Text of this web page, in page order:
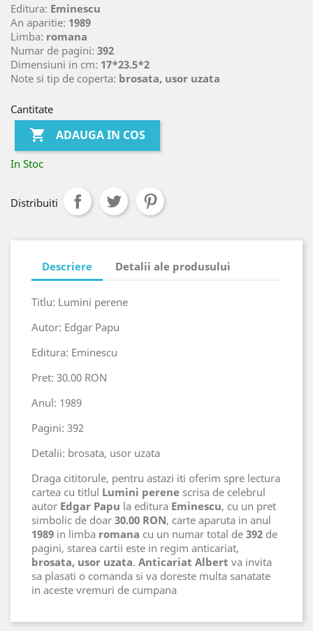
Editura: Eminescu
An aparitie: 1989
Limba: romana
Numar de pagini: 392
Dimensiuni in cm: 17*23.5*2
Note si tip de coperta: brosata, usor uzata
Cantitate
 ADAUGA IN COS
In Stoc
Distribuiti
Descriere Detalii ale produsului
Titlu: Lumini perene
Autor: Edgar Papu
Editura: Eminescu
Pret: 30.00 RON
Anul: 1989
Pagini: 392
Detalii: brosata, usor uzata
Draga cititorule, pentru astazi iti oferim spre lectura
cartea cu titlul Lumini perene scrisa de celebrul
autor Edgar Papu la editura Eminescu, cu un pret
simbolic de doar 30.00 RON, carte aparuta in anul
1989 in limba romana cu un numar total de 392 de
pagini, starea cartii este in regim anticariat,
brosata, usor uzata. Anticariat Albert va invita
sa plasati o comanda si va doreste multa sanatate
in aceste vremuri de cumpana